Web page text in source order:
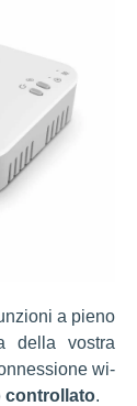
a pieno
della vostra
wi-
controllato.